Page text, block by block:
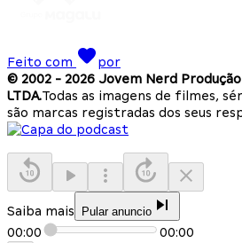
Feito com
por
© 2002 - 2026 Jovem Nerd
LTDA.Todas as imagens de filmes,
são marcas registradas dos seus
Saiba mais Pular anuncio
00:00 00:00